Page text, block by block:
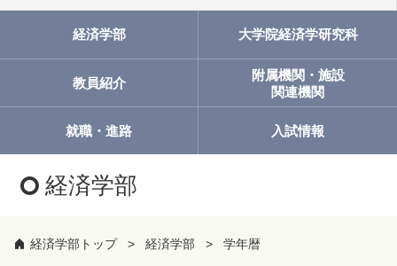
経済学部 大学院経済学研究科
教員紹介
附属機関・施設
関連機関
就職・進路 入試情報
経済学部
経済学部トップ 経済学部 学年暦